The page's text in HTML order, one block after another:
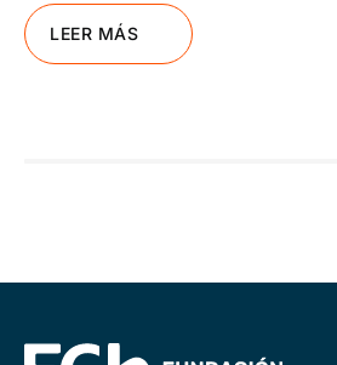
LEER MÁS